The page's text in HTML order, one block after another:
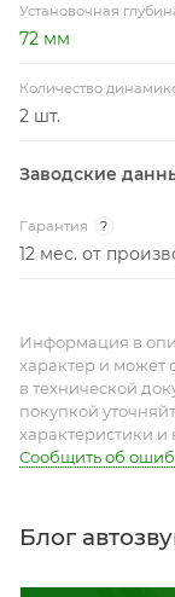
Установочная
72 мм
Количество
2 шт.
Заводские
Гарантия ?
12 мес. от
Информация в
характер и может
в технической
покупкой
характеристики
Сообщить об
Блог